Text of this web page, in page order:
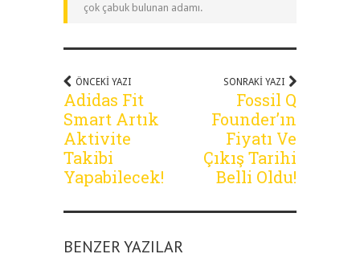
çok çabuk bulunan adamı.
ÖNCEKI YAZI
Adidas Fit
Smart Artık
Aktivite
Takibi
Yapabilecek!
SONRAKI YAZI
Fossil Q
Founder’ın
Fiyatı Ve
Çıkış Tarihi
Belli Oldu!
BENZER YAZILAR